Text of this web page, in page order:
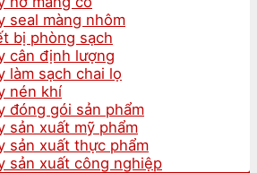
seal màng nhôm
bị phòng sạch
cân định lượng
làm sạch chai lọ
nén khí
đóng gói sản phẩm
sản xuất mỹ phẩm
sản xuất thực phẩm
sản xuất công nghiệp